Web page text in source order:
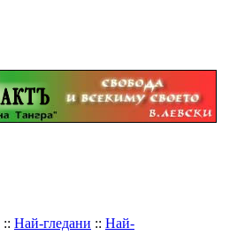
:: Най-гледани :: Най-